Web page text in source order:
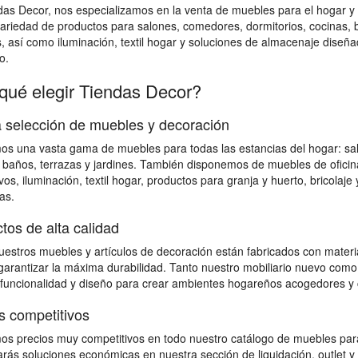
Decor, nos especializamos en la venta de muebles para el hogar
de productos para salones, comedores, dormitorios,
así como iluminación, textil hogar y soluciones de almacenaje
elegir Tiendas Decor?
selección de muebles y decoración
una vasta gama de muebles para todas las estancias del hogar:
terrazas y jardines. También disponemos de muebles de
iluminación, textil hogar, productos para granja y huerto,
de alta calidad
muebles y artículos de decoración están fabricados con
la máxima durabilidad. Tanto nuestro mobiliario nuevo
y diseño para crear ambientes hogareños acogedores
competitivos
precios muy competitivos en todo nuestro catálogo de muebles
soluciones económicas en nuestra sección de liquidación, outlet